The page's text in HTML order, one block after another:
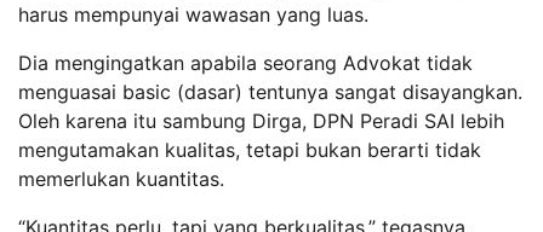
harus mempunyai wawasan yang luas.
Dia mengingatkan apabila seorang Advokat tidak
menguasai basic (dasar) tentunya sangat disayangkan.
Oleh karena itu sambung Dirga, DPN Peradi SAI lebih
mengutamakan kualitas, tetapi bukan berarti tidak
memerlukan kuantitas.
“Kuantitas perlu, tapi yang berkualitas,” tegasnya.